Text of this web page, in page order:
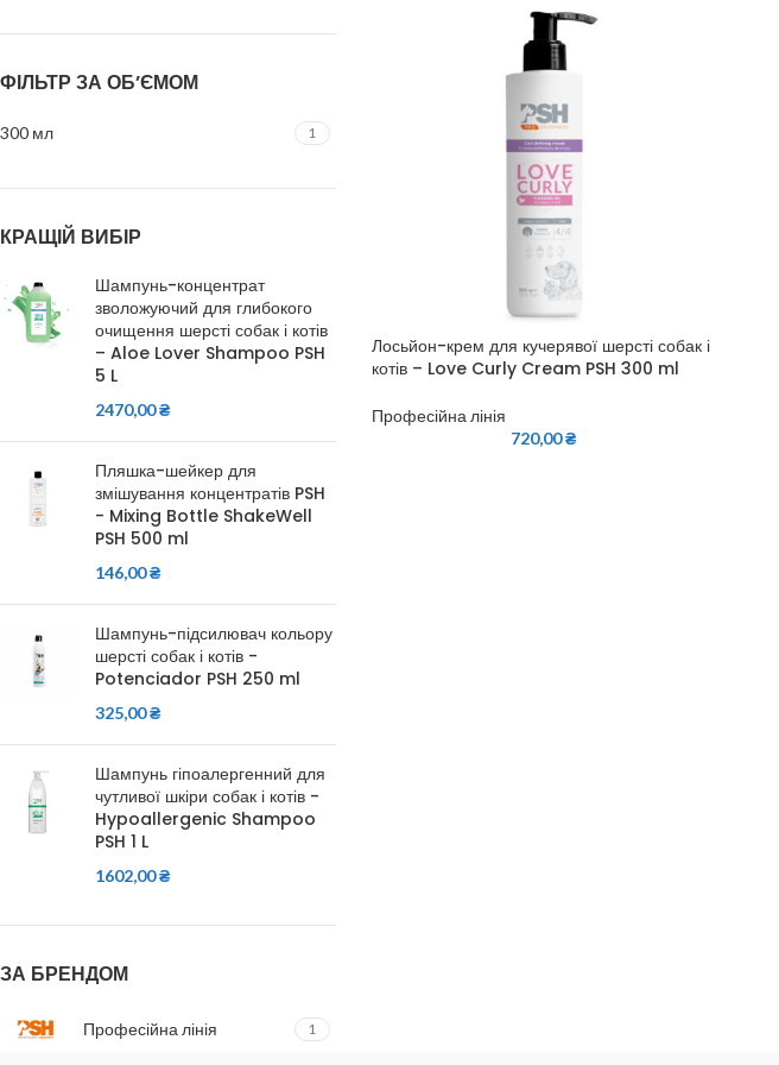
ФІЛЬТР ЗА ОБ’ЄМОМ
300 мл 1
КРАЩІЙ ВИБІР
Шампунь-концентрат
зволожуючий для глибокого
очищення шерсті собак і котів
– Aloe Lover Shampoo PSH
5 L
2470,00₴
Пляшка-шейкер для
змішування концентратів PSH
- Mixing Bottle ShakeWell
PSH 500 ml
146,00₴
Шампунь-підсилювач кольору
шерсті собак і котів -
Potenciador PSH 250 ml
325,00₴
Шампунь гіпоалергенний для
чутливої шкіри собак і котів -
Hypoallergenic Shampoo
PSH 1 L
1602,00₴
ЗА БРЕНДОМ
Професійна лінія 1
Лосьйон-крем для кучерявої шерсті собак і
котів – Love Curly Cream PSH 300 ml
Професійна лінія
720,00₴